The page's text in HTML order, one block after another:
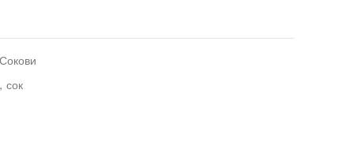
Сокови
, сок